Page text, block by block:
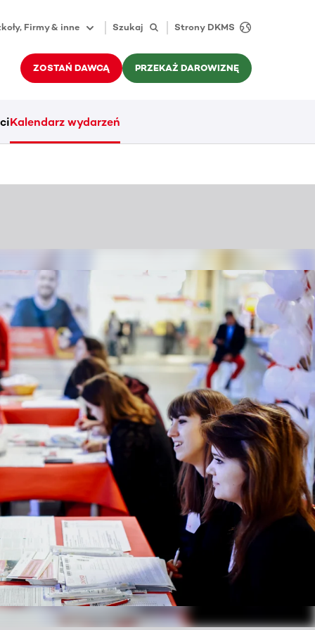
Firmy & inne Szukaj Strony DKMS
ZOSTAŃ DAWCĄ PRZEKAŻ DAROWIZNĘ
Kalendarz wydarzeń